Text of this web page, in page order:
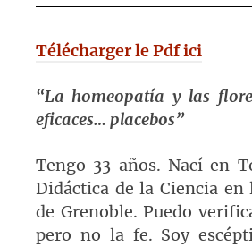
Télécharger le Pdf ici
“La homeopatía y las
eficaces… placebos”
Tengo 33 años. Nací en
Didáctica de la Ciencia en
de Grenoble. Puedo
pero no la fe. Soy